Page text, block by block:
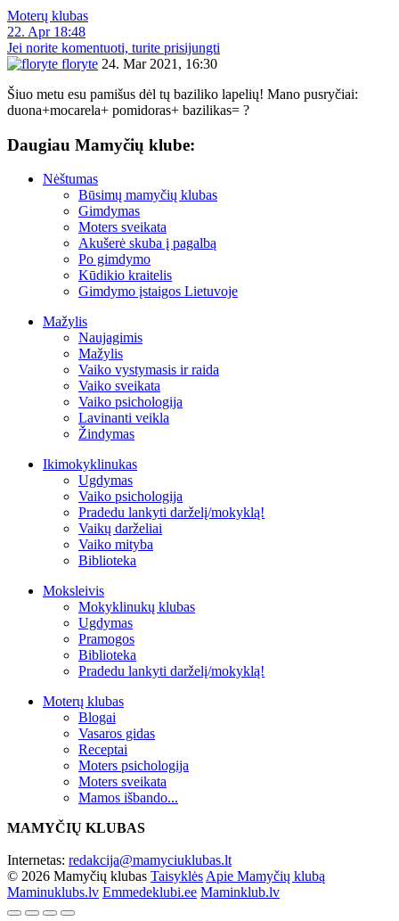
Moterų klubas
22. Apr 18:48
Jei norite komentuoti, turite prisijungti
floryte 24. Mar 2021, 16:30
Šiuo metu esu pamišus dėl tų baziliko lapelių! Mano pusryčiai:
duona+mocarela+ pomidoras+ bazilikas= ?
Daugiau Mamyčių klube:
Nėštumas
Būsimų mamyčių klubas
Gimdymas
Moters sveikata
Akušerė skuba į pagalbą
Po gimdymo
Kūdikio kraitelis
Gimdymo įstaigos Lietuvoje
Mažylis
Naujagimis
Mažylis
Vaiko vystymasis ir raida
Vaiko sveikata
Vaiko psichologija
Lavinanti veikla
Žindymas
Ikimokyklinukas
Ugdymas
Vaiko psichologija
Pradedu lankyti darželį/mokyklą!
Vaikų darželiai
Vaiko mityba
Biblioteka
Moksleivis
Mokyklinukų klubas
Ugdymas
Pramogos
Biblioteka
Pradedu lankyti darželį/mokyklą!
Moterų klubas
Blogai
Vasaros gidas
Receptai
Moters psichologija
Moters sveikata
Mamos išbando...
MAMYČIŲ KLUBAS
Internetas: redakcija@mamyciuklubas.lt
© 2026 Mamyčių klubas Taisyklės Apie Mamyčių klubą
Maminuklubs.lv Emmedeklubi.ee Maminklub.lv